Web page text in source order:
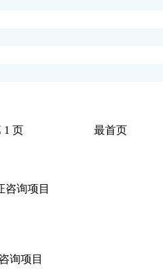
1 页 最首页
咨询项目
询项目